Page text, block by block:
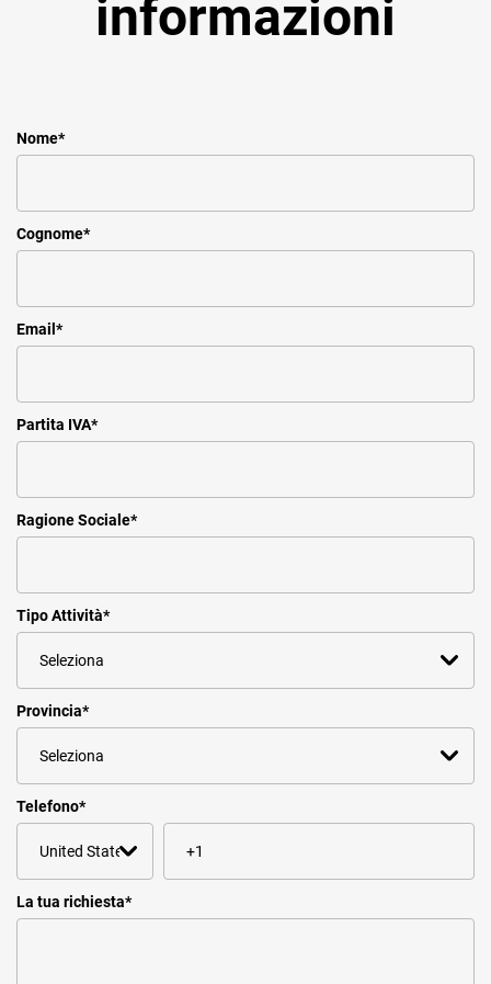
informazioni
Nome*
Cognome*
Email *
Partita IVA*
Ragione Sociale*
Tipo Attività*
Provincia*
Telefono*
La tua richiesta*